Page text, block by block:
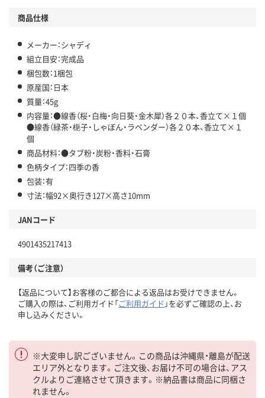
商品仕様
メーカー：シャディ
組立目安：完成品
梱包数：1梱包
原産国：日本
質量：45g
内容量：●線香（桜・白梅・向日葵・金木犀）各２０本、香立て×１個
●線香（緑茶・梔子・しゃぼん・ラベンダー）各２０本、香立て×１
個
商品材料：●タブ粉・炭粉・香料・石膏
色柄タイプ：四季の香
包装：有
寸法：幅92×奥行き127×高さ10mm
JANコード
4901435217413
備考（ご注意）
【返品について】お客様のご都合による返品はお受けできません。
ご購入の際は、ご利用ガイド「ご利用ガイド 」を必ずご確認の上、お
申し込みください。
※大変申し訳ございません。この商品は沖縄県・離島が配送
エリア外となります。ご注文後、お届け不可の場合は、アス
クルよりご連絡させて頂きます。※納品書は商品に同梱さ
れません。